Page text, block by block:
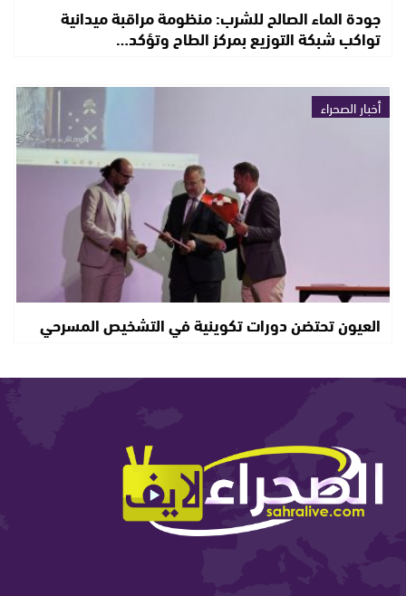
جودة الماء الصالح للشرب: منظومة مراقبة ميدانية
تواكب شبكة التوزيع بمركز الطاح وتؤكد…
أخبار الصحراء
العيون تحتضن دورات تكوينية في التشخيص المسرحي